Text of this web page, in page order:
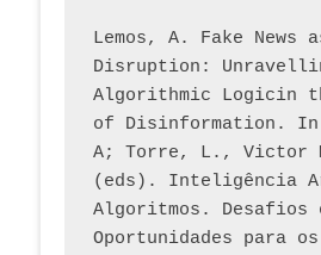
Lemos, A. Fake
Disruption:
Algorithmic Logicin
of Disinformation. In
A; Torre, L., Victor
(eds). Inteligência
Algoritmos. Desafios
Oportunidades para